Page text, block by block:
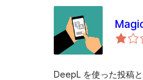
DeepL を使った投稿